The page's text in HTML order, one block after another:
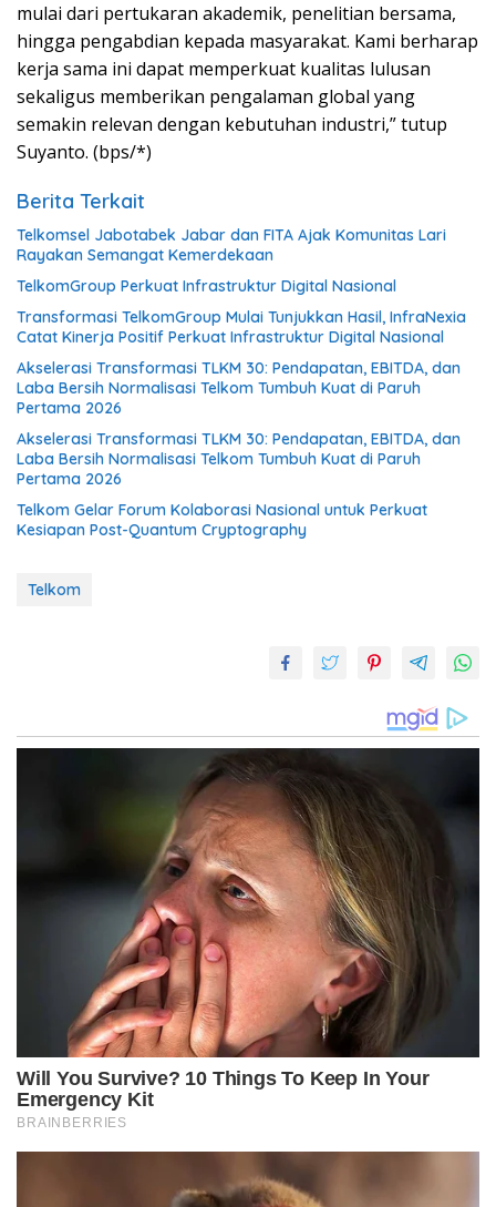
mulai dari pertukaran akademik, penelitian bersama,
hingga pengabdian kepada masyarakat. Kami berharap
kerja sama ini dapat memperkuat kualitas lulusan
sekaligus memberikan pengalaman global yang
semakin relevan dengan kebutuhan industri,” tutup
Suyanto. (bps/*)
Berita Terkait
Telkomsel Jabotabek Jabar dan FITA Ajak Komunitas Lari
Rayakan Semangat Kemerdekaan
TelkomGroup Perkuat Infrastruktur Digital Nasional
Transformasi TelkomGroup Mulai Tunjukkan Hasil, InfraNexia
Catat Kinerja Positif Perkuat Infrastruktur Digital Nasional
Akselerasi Transformasi TLKM 30: Pendapatan, EBITDA, dan
Laba Bersih Normalisasi Telkom Tumbuh Kuat di Paruh
Pertama 2026
Akselerasi Transformasi TLKM 30: Pendapatan, EBITDA, dan
Laba Bersih Normalisasi Telkom Tumbuh Kuat di Paruh
Pertama 2026
Telkom Gelar Forum Kolaborasi Nasional untuk Perkuat
Kesiapan Post-Quantum Cryptography
Telkom